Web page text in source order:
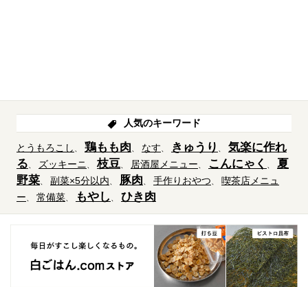
人気のキーワード
とうもろこし 鶏もも肉 なす きゅうり
気楽に作れ
る
ズッキーニ 枝豆 居酒屋メニュー こんにゃく
夏
野菜
副菜×5分以内 豚肉 手作りおやつ
喫茶店メニュ
ー
常備菜 もやし ひき肉